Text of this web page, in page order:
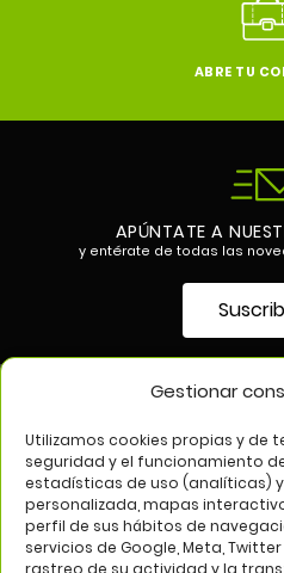
Gestionar
Utilizamos cookies propias y de
seguridad y el funcionamiento
estadísticas de uso (analíticas)
personalizada, mapas
perfil de sus hábitos de
servicios de Google, Meta,
rastreo de su actividad y la
ABRE TU
APÚNTATE A
y entérate de todas las